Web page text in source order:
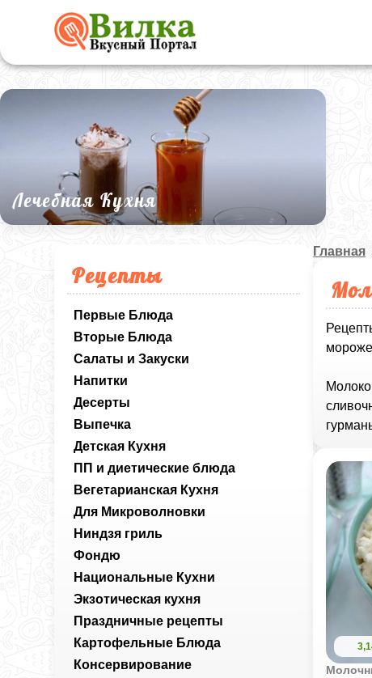
Лечебная Кухня
Рецепты
Первые Блюда
Вторые Блюда
Салаты и Закуски
Напитки
Десерты
Выпечка
Детская Кухня
ПП и диетические блюда
Вегетарианская Кухня
Для Микроволновки
Ниндзя гриль
Фондю
Национальные Кухни
Экзотическая кухня
Праздничные рецепты
Картофельные Блюда
Консервирование
Главная